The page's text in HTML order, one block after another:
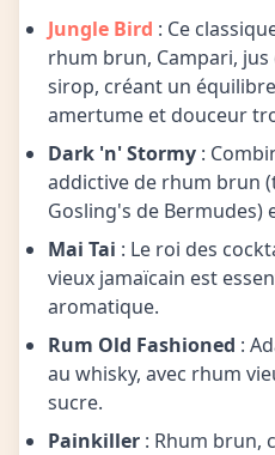
Jungle Bird : Ce
rhum brun, Campari,
sirop, créant un
amertume et douceur
Dark 'n' Stormy :
addictive de rhum brun
Gosling's de Bermudes)
Mai Tai : Le roi des
vieux jamaïcain est
aromatique.
Rum Old Fashioned :
au whisky, avec rhum
sucre.
Painkiller : Rhum brun,